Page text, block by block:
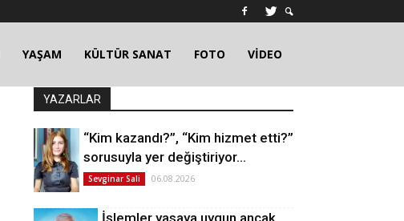
YAŞAM KÜLTÜR SANAT FOTO VİDEO
YAZARLAR
“Kim kazandı?”, “Kim hizmet etti?”
sorusuyla yer değiştiriyor…
Sevginar Sali 06.08.2026
İşlemler yasaya uygun ancak